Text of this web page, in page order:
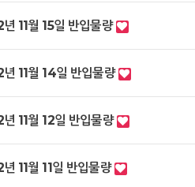
11월 15일 반입물량
11월 14일 반입물량
11월 12일 반입물량
11월 11일 반입물량